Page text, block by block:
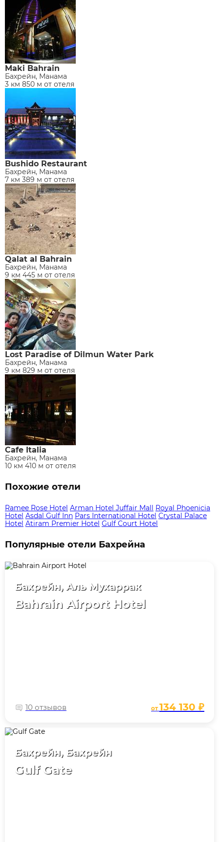
Maki Bahrain
Бахрейн, Манама
3 км 850 м от отеля
Bushido Restaurant
Бахрейн, Манама
7 км 389 м от отеля
Qalat al Bahrain
Бахрейн, Манама
9 км 445 м от отеля
Lost Paradise of Dilmun Water Park
Бахрейн, Манама
9 км 829 м от отеля
Cafe Italia
Бахрейн, Манама
10 км 410 м от отеля
Похожие отели
Ramee Rose Hotel Arman Hotel Juffair Mall Royal Phoenicia
Hotel Asdal Gulf Inn Pars International Hotel Crystal Palace
Hotel Atiram Premier Hotel Gulf Court Hotel
Популярные отели Бахрейна
Бахрейн, Аль Мухаррак
Bahrain Airport Hotel
10 отзывов от134 130 ₽
Бахрейн, Бахрейн
Gulf Gate